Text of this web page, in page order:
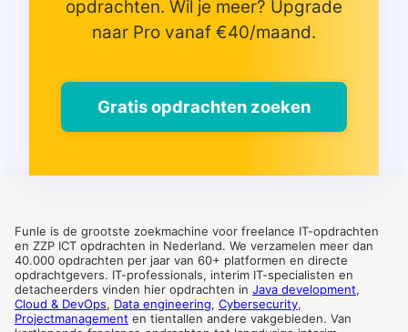
opdrachten. Wil je meer? Upgrade
naar Pro vanaf €40/maand.
Gratis opdrachten zoeken
Funle is de grootste zoekmachine voor freelance IT-opdrachten
en ZZP ICT opdrachten in Nederland. We verzamelen meer dan
40.000 opdrachten per jaar van 60+ platformen en directe
opdrachtgevers. IT-professionals, interim IT-specialisten en
detacheerders vinden hier opdrachten in Java development,
Cloud & DevOps, Data engineering, Cybersecurity,
Projectmanagement en tientallen andere vakgebieden. Van